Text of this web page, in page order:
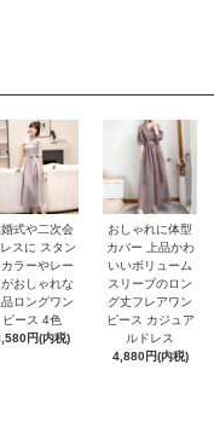
式や二次会
レスに スタン
カラーやレー
がおしゃれな
品ロングワン
ピース 4色
円(内税)
おしゃれに体型
カバー 上品かわ
いいボリューム
スリーブのロン
グ丈フレアワン
ピース カジュア
ルドレス
4,880円(内税)